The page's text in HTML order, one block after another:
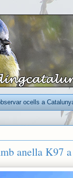
ocells a
anella K97